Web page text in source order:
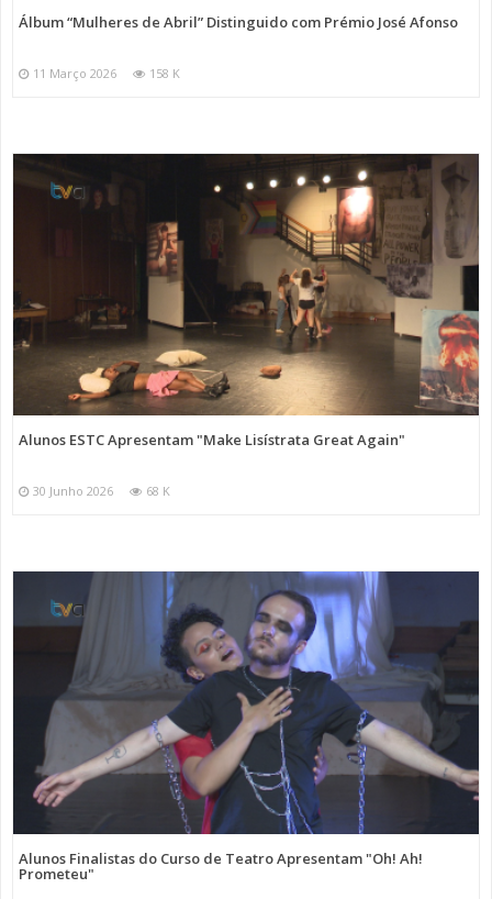
Álbum “Mulheres de Abril” Distinguido com Prémio José Afonso
11 Março 2026 158 K
Alunos ESTC Apresentam "Make Lisístrata Great Again"
30 Junho 2026 68 K
Alunos Finalistas do Curso de Teatro Apresentam "Oh! Ah!
Prometeu"